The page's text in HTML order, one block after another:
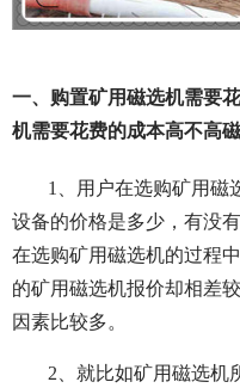
一、购置矿用磁选机需要
机需要花费的成本高不高
1、用户在选购矿用磁
设备的价格是多少，有没
在选购矿用磁选机的过程
的矿用磁选机报价却相差
因素比较多。
2、就比如矿用磁选机